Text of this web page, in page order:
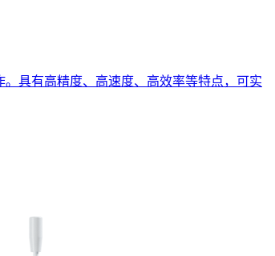
具有高精度、高速度、高效率等特点，可实